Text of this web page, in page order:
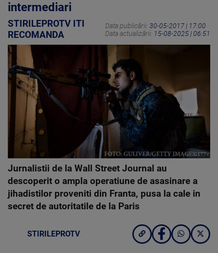
intermediari
STIRILEPROTV ITI
RECOMANDA
Data publicării: 30-05-2017 | 17:00
Data actualizării: 15-08-2025 | 06:51
GETTY
Jurnalistii de la Wall Street Journal au
descoperit o ampla operatiune de asasinare a
jihadistilor proveniti din Franta, pusa la cale in
secret de autoritatile de la Paris
STIRILEPROTV